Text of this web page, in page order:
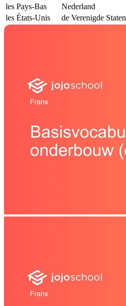
les Pays-Bas
Nederland
les États-Unis
de Verenigde Staten